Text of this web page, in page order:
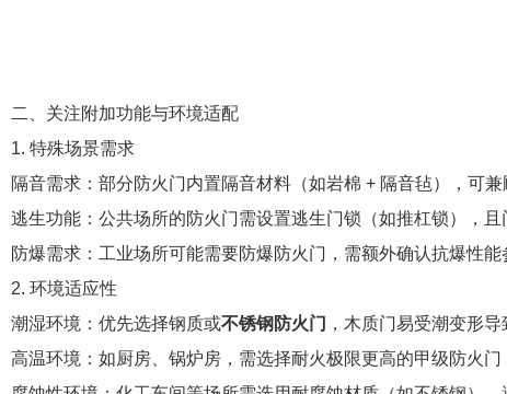
二、关注附加功能与环境适配
1. 特殊场景需求
隔音需求：部分防火门内置隔音材料（如岩棉 + 隔音毡），可
逃生功能：公共场所的防火门需设置逃生门锁（如推杠锁），
防爆需求：工业场所可能需要防爆防火门，需额外确认抗爆性能
2. 环境适应性
潮湿环境：优先选择钢质或不锈钢防火门 ，木质门易受潮变形导
高温环境：如厨房、锅炉房，需选择耐火极限更高的甲级防火门